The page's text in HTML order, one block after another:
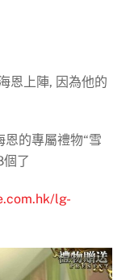
恩上陣, 因為他的
恩的專屬禮物“雪
個了
lg-